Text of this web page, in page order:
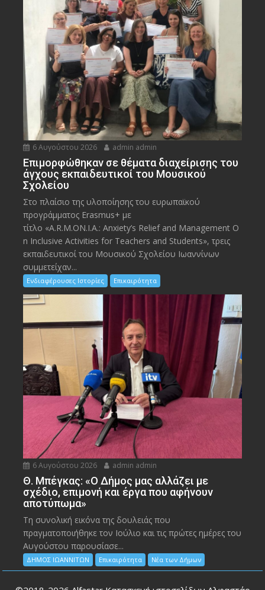
6 Αυγούστου 2026 admin admin
Eπιμορφώθηκαν σε θέματα διαχείρισης του
άγχους εκπαιδευτικοί του Μουσικού
Σχολείου
Στο πλαίσιο της υλοποίησης του ευρωπαϊκού
προγράμματος Erasmus+ με
τίτλο «A.R.M.ON.I.A.: Anxiety’s Relief and Management O
n Inclusive Activities for Teachers and Students», τρεις
εκπαιδευτικοί του Μουσικού Σχολείου Ιωαννίνων
συμμετείχαν...
Ενδιαφέρουσες Ιστορίες Επικαιρότητα
6 Αυγούστου 2026 admin admin
Θ. Μπέγκας: «Ο Δήμος μας αλλάζει με
σχέδιο, επιμονή και έργα που αφήνουν
αποτύπωμα»
Τη συνολική εικόνα της δουλειάς που
πραγματοποιήθηκε τον Ιούλιο και τις πρώτες ημέρες του
Αυγούστου παρουσίασε...
ΔΗΜΟΣ ΙΩΑΝΝΙΤΩΝ Επικαιρότητα Νέα των Δήμων